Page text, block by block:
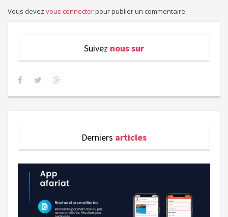
Vous devez vous connecterpour publier un commentaire.
Suivez nous sur
Derniers articles